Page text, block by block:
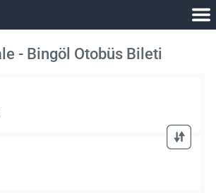
- Bingöl Otobüs Bileti